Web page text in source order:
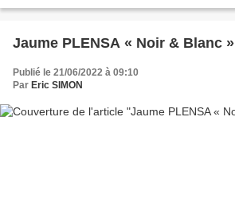
Jaume PLENSA « Noir & Blanc »
Publié le 21/06/2022 à 09:10
Par Eric SIMON